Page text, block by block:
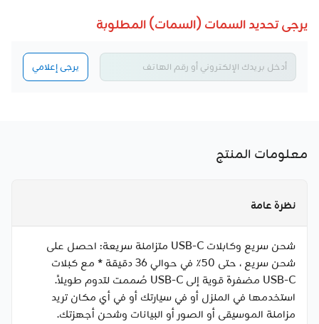
يرجى تحديد السمات (السمات) المطلوبة
يرجى إعلامي
معلومات المنتج
نظرة عامة
شحن سريع وكابلات USB-C متزامنة سريعة: احصل على
شحن سريع ، حتى 50٪ في حوالي 36 دقيقة * مع كبلات
USB-C مضفرة قوية إلى USB-C صُممت لتدوم طويلاً.
استخدمها في المنزل أو في سيارتك أو في أي مكان تريد
مزامنة الموسيقى أو الصور أو البيانات وشحن أجهزتك.